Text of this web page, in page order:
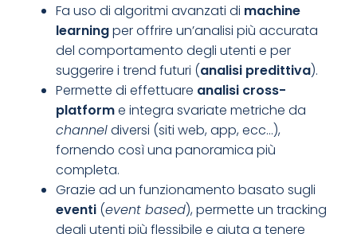
Fa uso di algoritmi avanzati di machine
learningper offrire un’analisi più accurata
del comportamento degli utenti e per
suggerire i trend futuri (analisi predittiva).
Permette di effettuare analisi cross-
platforme integra svariate metriche da
channeldiversi (siti web, app, ecc…),
fornendo così una panoramica più
completa.
Grazie ad un funzionamento basato sugli
eventi (event based), permette un tracking
degli utenti più flessibile e aiuta a tenere